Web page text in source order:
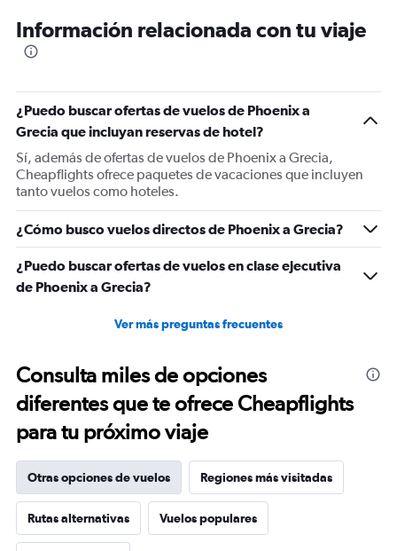
categories.
The
Y
axis
displaying
values.
Range:
0
1500.
Información relacionada con tu viaje
¿Puedo buscar ofertas de vuelos de Phoenix a
Grecia que incluyan reservas de hotel?
Sí, además de ofertas de vuelos de Phoenix a Grecia,
Cheapflights ofrece paquetes de vacaciones que incluyen
tanto vuelos como hoteles.
¿Cómo busco vuelos directos de Phoenix a Grecia?
¿Puedo buscar ofertas de vuelos en clase ejecutiva
de Phoenix a Grecia?
Ver más preguntas frecuentes
Consulta miles de opciones
diferentes que te ofrece Cheapflights
para tu próximo viaje
Otras opciones de vuelos Regiones más visitadas
Rutas alternativas Vuelos populares